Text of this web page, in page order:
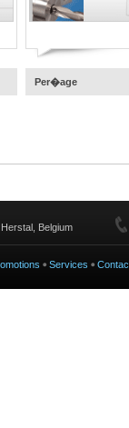
Per�age
Belgium
Services